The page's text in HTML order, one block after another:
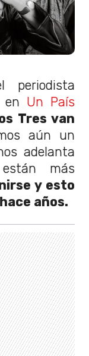
periodista
en Un País
Tres van
aún un
adelanta
más
y esto
años.